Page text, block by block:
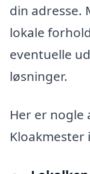
din adresse.
lokale
eventuelle
løsninger.
Her er nogle
Kloakmester